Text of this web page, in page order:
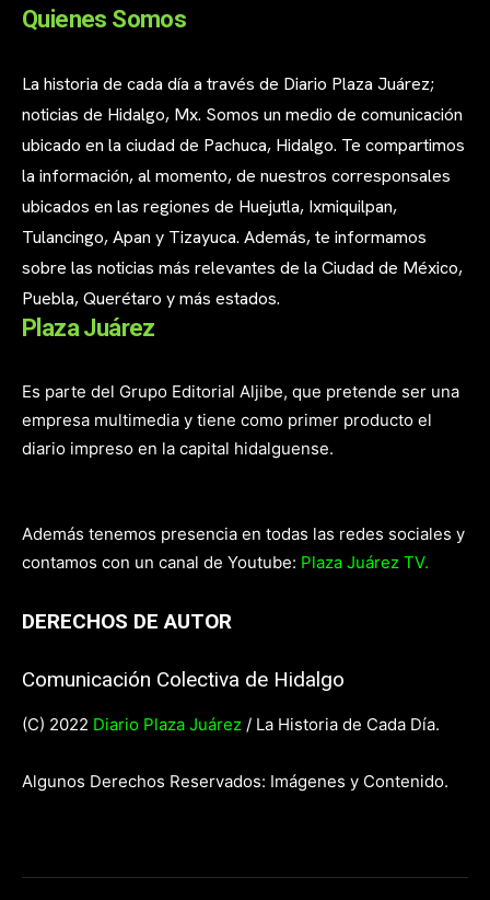
Quienes Somos
La historia de cada día a través de Diario Plaza Juárez;
noticias de Hidalgo, Mx. Somos un medio de comunicación
ubicado en la ciudad de Pachuca, Hidalgo. Te compartimos
la información, al momento, de nuestros corresponsales
ubicados en las regiones de Huejutla, Ixmiquilpan,
Tulancingo, Apan y Tizayuca. Además, te informamos
sobre las noticias más relevantes de la Ciudad de México,
Puebla, Querétaro y más estados.
Plaza Juárez
Es parte del Grupo Editorial Aljibe, que pretende ser una
empresa multimedia y tiene como primer producto el
diario impreso en la capital hidalguense.
Además tenemos presencia en todas las redes sociales y
contamos con un canal de Youtube: Plaza Juárez TV.
DERECHOS DE AUTOR
Comunicación Colectiva de Hidalgo
(C) 2022 Diario Plaza Juárez / La Historia de Cada Día.
Algunos Derechos Reservados: Imágenes y Contenido.